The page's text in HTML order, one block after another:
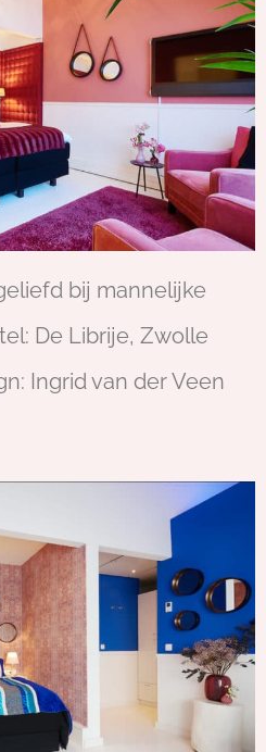
bij mannelijke
De Librije, Zwolle
Ingrid van der Veen